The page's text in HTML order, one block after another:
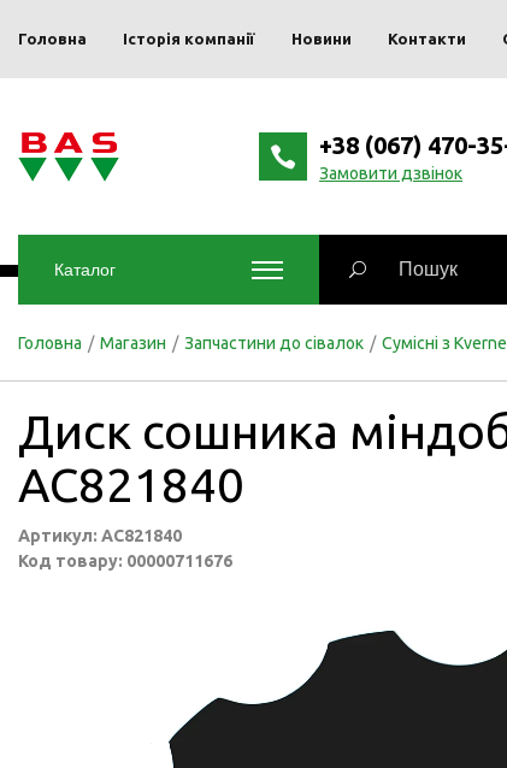
Головна Історія компанії Новини Контакти
+38 (067) 470-
Замовити дзвінок
Каталог
Головна / Магазин / Запчастини до сівалок / Сумісні з
Диск сошника
AC821840
Артикул: AC821840
Код товару: 00000711676